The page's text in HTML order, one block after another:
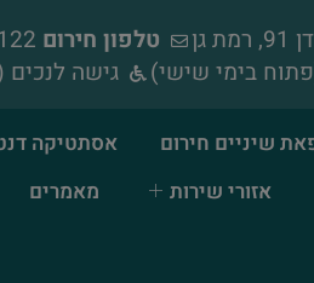
גן טלפון חירום
גישה לנכים
שיניים חירום אסתטיקה
אזורי שירות מאמרים